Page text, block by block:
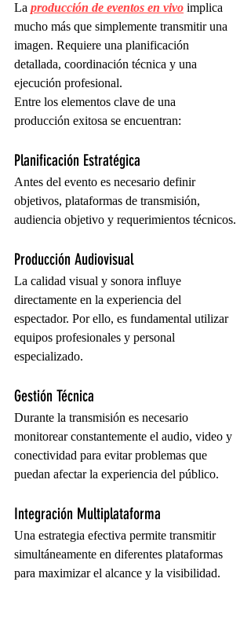
La producción de eventos en vivo implica
mucho más que simplemente transmitir una
imagen. Requiere una planificación
detallada, coordinación técnica y una
ejecución profesional.
Entre los elementos clave de una
producción exitosa se encuentran:
Planificación Estratégica
Antes del evento es necesario definir
objetivos, plataformas de transmisión,
audiencia objetivo y requerimientos técnicos.
Producción Audiovisual
La calidad visual y sonora influye
directamente en la experiencia del
espectador. Por ello, es fundamental utilizar
equipos profesionales y personal
especializado.
Gestión Técnica
Durante la transmisión es necesario
monitorear constantemente el audio, video y
conectividad para evitar problemas que
puedan afectar la experiencia del público.
Integración Multiplataforma
Una estrategia efectiva permite transmitir
simultáneamente en diferentes plataformas
para maximizar el alcance y la visibilidad.